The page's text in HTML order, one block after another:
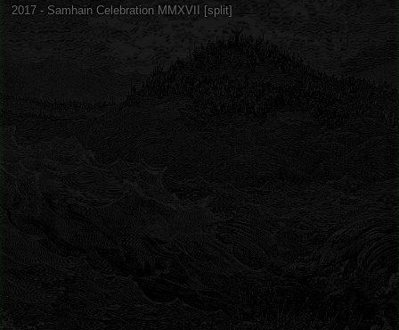
2017 - Samhain Celebration MMXVII [split]